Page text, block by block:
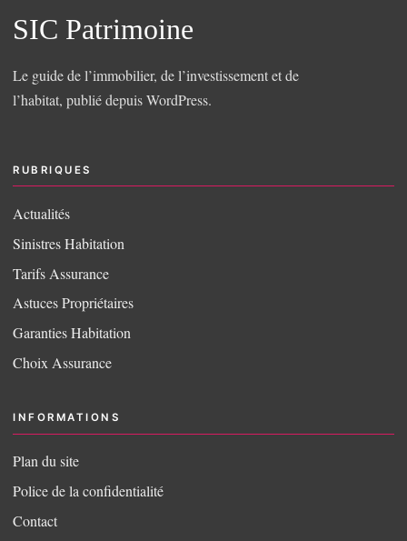
SIC Patrimoine
Le guide de l’immobilier, de l’investissement et de
l’habitat, publié depuis WordPress.
RUBRIQUES
Actualités
Sinistres Habitation
Tarifs Assurance
Astuces Propriétaires
Garanties Habitation
Choix Assurance
INFORMATIONS
Plan du site
Police de la confidentialité
Contact